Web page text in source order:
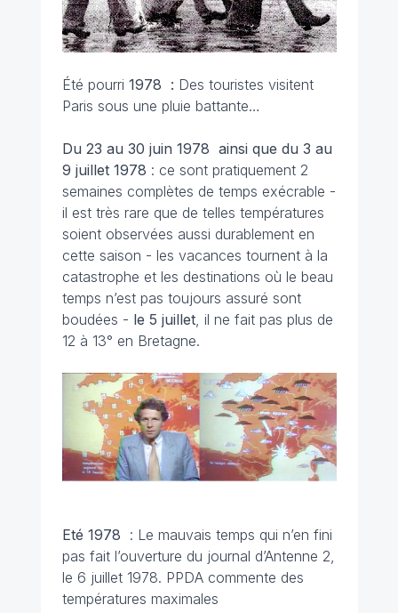
Été pourri 1978 : Des touristes visitent
Paris sous une pluie battante…
Du 23 au 30 juin 1978 ainsi que du 3 au
9 juillet 1978 : ce sont pratiquement 2
semaines complètes de temps exécrable -
il est très rare que de telles températures
soient observées aussi durablement en
cette saison - les vacances tournent à la
catastrophe et les destinations où le beau
temps n’est pas toujours assuré sont
boudées - le 5 juillet, il ne fait pas plus de
12 à 13° en Bretagne.
Eté 1978 : Le mauvais temps qui n’en fini
pas fait l’ouverture du journal d’Antenne 2,
le 6 juillet 1978. PPDA commente des
températures maximales